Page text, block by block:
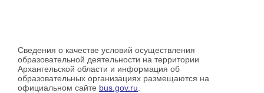
Сведения о качестве условий осуществления
образовательной деятельности на территории
Архангельской области и информация об
образовательных организациях размещаются на
официальном сайте bus.gov.ru